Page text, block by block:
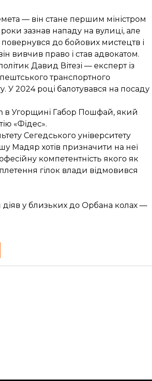
— він стане першим міністром
зазнав нападу на вулиці, але
до бойових мистецтв і
вивчив право і став адвокатом.
Давид Вітезі — експерт із
транспортного
У 2024 році балотувався на посаду
в Угорщині Габор Пошфай, який
«Фідес».
Сегедського університету
Мадяр хотів призначити на неї
компетентність якого як
гілок влади відмовився
діяв у близьких до Орбана колах —